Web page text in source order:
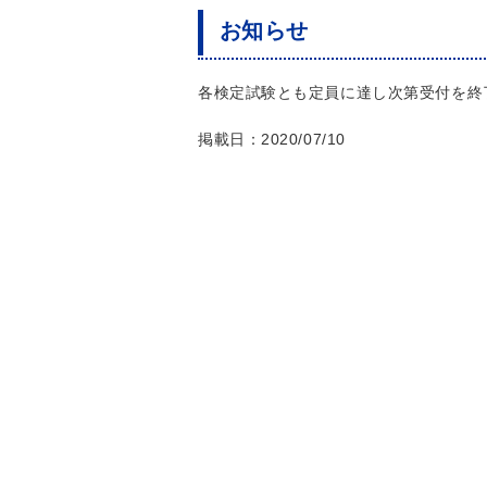
お知らせ
各検定試験とも定員に達し次第受付を
掲載日：2020/07/10